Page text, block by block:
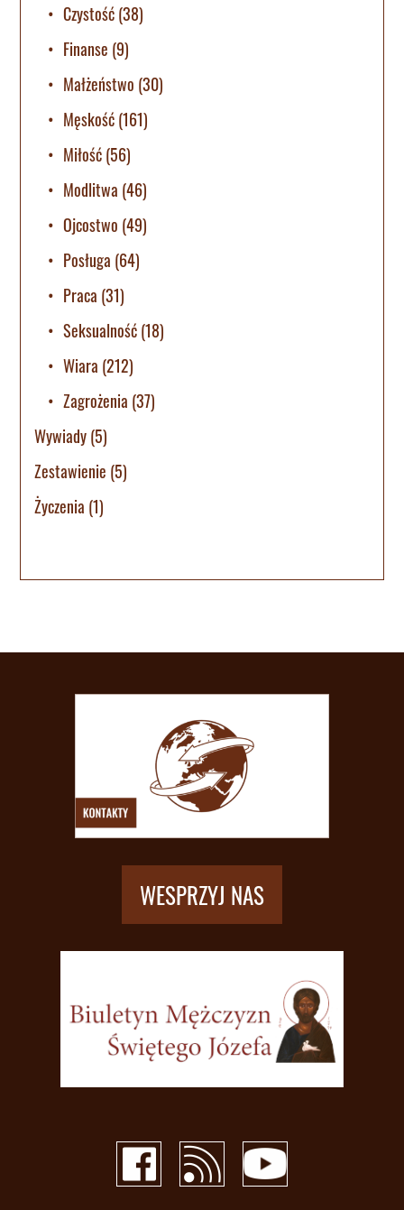
Czystość(38)
Finanse (9)
Małżeństwo (30)
Męskość(161)
Miłość(56)
Modlitwa (46)
Ojcostwo (49)
Posługa (64)
Praca (31)
Seksualność(18)
Wiara (212)
Zagrożenia (37)
Wywiady(5)
Zestawienie (5)
Życzenia (1)
WESPRZYJ NAS